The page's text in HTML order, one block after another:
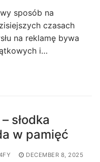
sposób na
czasach
na reklamę bywa
i…
słodka
w pamięć
DECEMBER 8, 2025